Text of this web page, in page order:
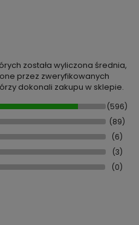
została wyliczona średnia,
przez zweryfikowanych
dokonali zakupu w sklepie.
(596)
(89)
(6)
(3)
(0)